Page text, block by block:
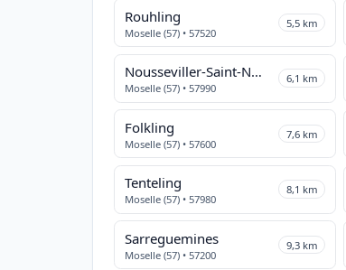
Rouhling
Moselle (57) • 57520
5,5 km
Nousseviller-Saint-Nabor
Moselle (57) • 57990
6,1 km
Folkling
Moselle (57) • 57600
7,6 km
Tenteling
Moselle (57) • 57980
8,1 km
Sarreguemines
Moselle (57) • 57200
9,3 km